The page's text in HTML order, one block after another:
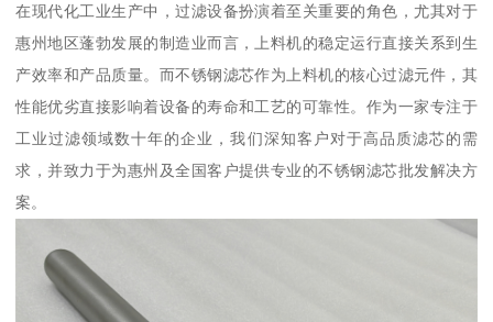
在现代化工业生产中，过滤设备扮演着至关重要的角色，尤其对于
惠州地区蓬勃发展的制造业而言，上料机的稳定运行直接关系到生
产效率和产品质量。而不锈钢滤芯作为上料机的核心过滤元件，其
性能优劣直接影响着设备的寿命和工艺的可靠性。作为一家专注于
工业过滤领域数十年的企业，我们深知客户对于高品质滤芯的需
求，并致力于为惠州及全国客户提供专业的不锈钢滤芯批发解决方
案。